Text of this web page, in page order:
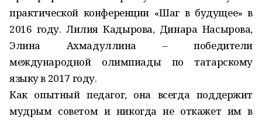
практической конференции «Шаг в будущее» в
2016 году. Лилия Кадырова, Динара Насырова,
Элина Ахмадуллина – победители
международной олимпиады по татарскому
языку в 2017 году.
Как опытный педагог, она всегда поддержит
мудрым советом и никогда не откажет им в